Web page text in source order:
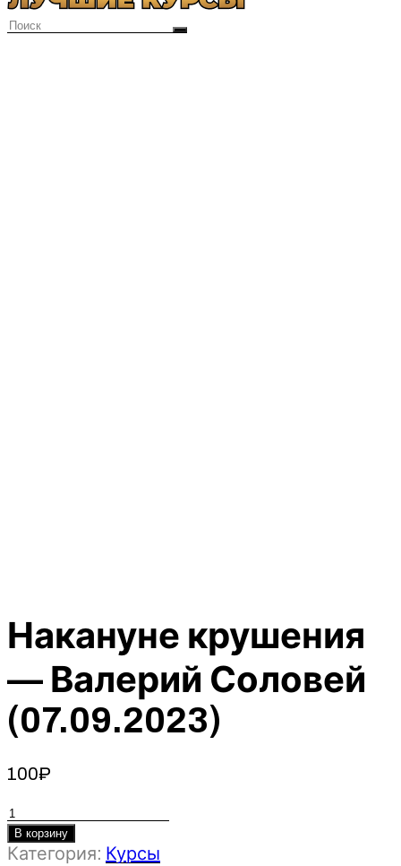
Накануне крушения
— Валерий Соловей
(07.09.2023)
100₽
Количество
товара
Накануне
В корзину
Категория: Курсы